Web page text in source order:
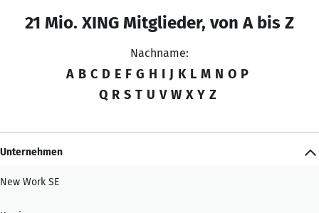
21 Mio. XING Mitglieder, von A bis Z
Nachname:
A B C D E F G H I J K L M N O P
Q R S T U V W X Y Z
Unternehmen
New Work SE